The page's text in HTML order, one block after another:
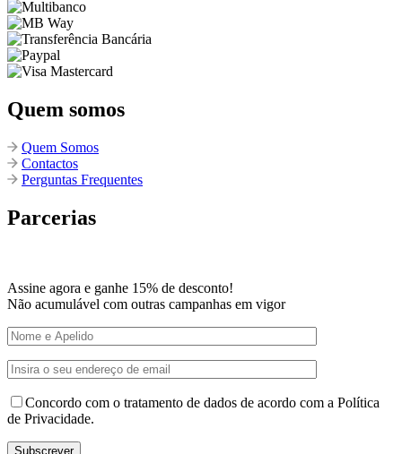
Quem somos
Quem Somos
Contactos
Perguntas Frequentes
Parcerias
Assine agora e ganhe 15% de desconto!
Não acumulável com outras campanhas em vigor
Concordo com o tratamento de dados de acordo com a Política
de Privacidade.